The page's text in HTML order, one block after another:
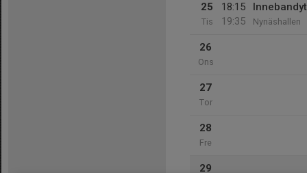
25
Tis
18:15
19:35
Nynäshallen
26
Ons
27
Tor
28
Fre
29